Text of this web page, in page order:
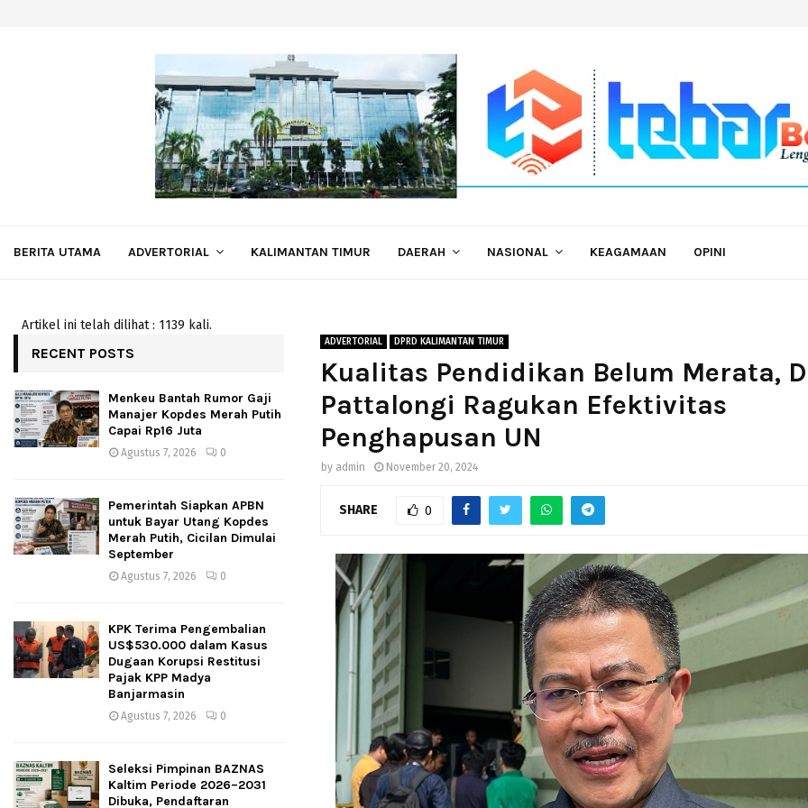
BERITA UTAMA ADVERTORIAL KALIMANTAN TIMUR DAERAH NASIONAL KEAGAMAAN OPINI
Artikel ini telah dilihat : 1139 kali.
ADVERTORIAL DPRD KALIMANTAN TIMUR
Kualitas Pendidikan Belum Merata,
Pattalongi Ragukan Efektivitas
Penghapusan UN
by admin November 20, 2024
SHARE 0
RECENT POSTS
Menkeu Bantah Rumor Gaji
Manajer Kopdes Merah Putih
Capai Rp16 Juta
Agustus 7, 2026 0
Pemerintah Siapkan APBN
untuk Bayar Utang Kopdes
Merah Putih, Cicilan Dimulai
September
Agustus 7, 2026 0
KPK Terima Pengembalian
US$530.000 dalam Kasus
Dugaan Korupsi Restitusi
Pajak KPP Madya
Banjarmasin
Agustus 7, 2026 0
Seleksi Pimpinan BAZNAS
Kaltim Periode 2026–2031
Dibuka, Pendaftaran